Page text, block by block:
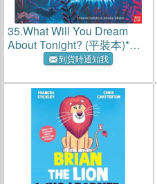
35.What Will You Dream
About Tonight? (平裝本)*附
音檔QRCode*到貨時通知我